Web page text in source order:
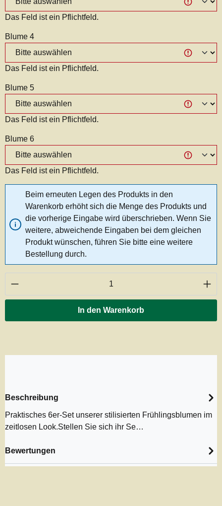
Das Feld ist ein Pflichtfeld.
Blume 4
Das Feld ist ein Pflichtfeld.
Blume 5
Das Feld ist ein Pflichtfeld.
Blume 6
Das Feld ist ein Pflichtfeld.
Beim erneuten Legen des Produkts in den
Warenkorb erhöht sich die Menge des Produkts und
die vorherige Eingabe wird überschrieben. Wenn Sie
weitere, abweichende Eingaben bei dem gleichen
Produkt wünschen, führen Sie bitte eine weitere
Bestellung durch.
Produkt Anzahl: Gib den gewünschten
In den Warenkorb
Beschreibung
Praktisches 6er-Set unserer stilisierten Frühlingsblumen im
zeitlosen Look.Stellen Sie sich ihr Se…
Bewertungen